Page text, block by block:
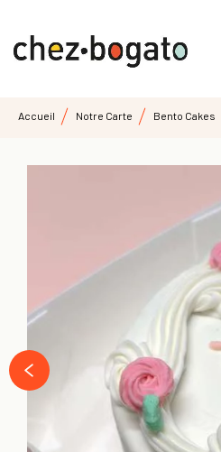
Accueil Notre Carte Bento Cakes
prev